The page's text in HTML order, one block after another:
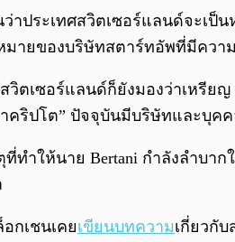
าประเทศสวิตเซอร์แลนด์จะเป็
มายของบริษัทสตาร์ทอัพที่มีควา
วิตเซอร์แลนด์ก็ยังมองว่าเหรี
คริปโต” ปัจจุบันมีบริษัทและบุค
ที่ทำให้นาย Bertani กำลังลำบ
กเชนเคยเขียนบทความเกี่ยวกั